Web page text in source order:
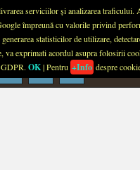
Menu
serviciilor și analizarea traficului.
împreună cu valorile privind
statisticilor de utilizare,
va exprimati acordul asupra folosirii
OK| Pentru +Info despre